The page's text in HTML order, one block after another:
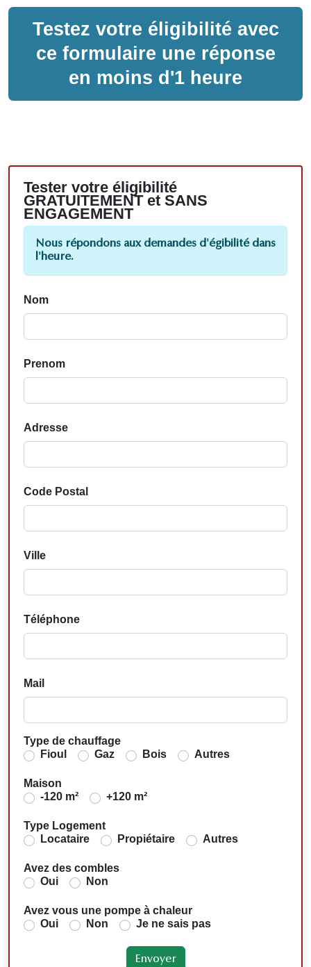
Testez votre éligibilité avec
ce formulaire une réponse
en moins d'1 heure
Tester votre éligibilité
GRATUITEMENT et SANS
ENGAGEMENT
Nous répondons aux demandes d'égibilité dans
l'heure.
Nom
Prenom
Adresse
Code Postal
Ville
Téléphone
Mail
Type de chauffage
Fioul
Gaz Bois Autres
Maison
-120 m²
+120 m²
Type Logement
Locataire
Propiétaire Autres
Avez des combles
Oui
Non
Avez vous une pompe à chaleur
Oui
Non Je ne sais pas